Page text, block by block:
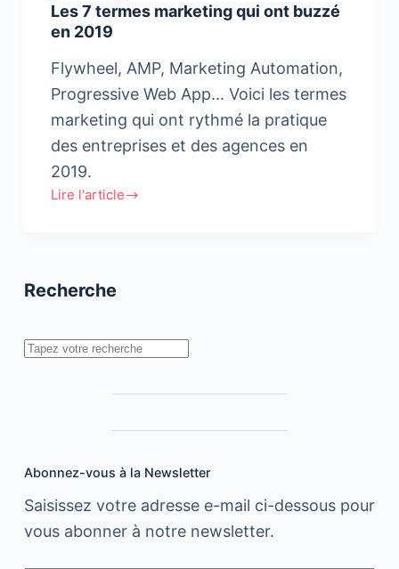
Les 7 termes marketing qui ont buzzé
en 2019
Flywheel, AMP, Marketing Automation,
Progressive Web App... Voici les termes
marketing qui ont rythmé la pratique
des entreprises et des agences en
2019.
Lire l'article
Les
qui
en
Recherche
Rechercher
Abonnez-vous à la Newsletter
Saisissez votre adresse e-mail ci-dessous pour
vous abonner à notre newsletter.